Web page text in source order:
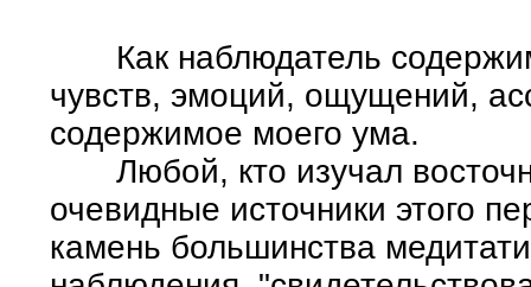
Как наблюдатель
чувств, эмоций, ощущений,
содержимое моего ума.
Любой, кто изучал
очевидные источники этого
камень большинства